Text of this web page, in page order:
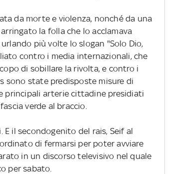
da morte e violenza, nonché da una
la folla che lo acclamava
più volte lo slogan "Solo Dio,
contro i media internazionali, che
di sobillare la rivolta, e contro i
sono state predisposte misure di
principali arterie cittadine presidiati
verde al braccio.
E il secondogenito del rais, Seif al
di fermarsi per poter avviare
in un discorso televisivo nel quale
per sabato.